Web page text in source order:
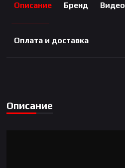
Описание Бренд
Оплата и доставка
Описание